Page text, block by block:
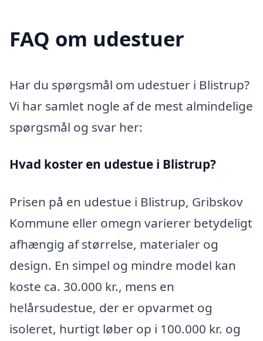
FAQ om udestuer
Har du spørgsmål om udestuer i Blistrup?
Vi har samlet nogle af de mest almindelige
spørgsmål og svar her:
Hvad koster en udestue i Blistrup?
Prisen på en udestue i Blistrup, Gribskov
Kommune eller omegn varierer betydeligt
afhængig af størrelse, materialer og
design. En simpel og mindre model kan
koste ca. 30.000 kr., mens en
helårsudestue, der er opvarmet og
isoleret, hurtigt løber op i 100.000 kr. og